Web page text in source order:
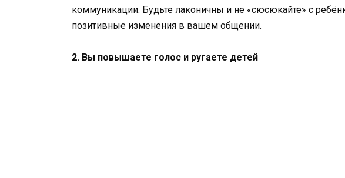
коммуникации. Будьте лаконичны и не «сюсюкайте» с
позитивные изменения в вашем общении.
2. Вы повышаете голос и ругаете детей